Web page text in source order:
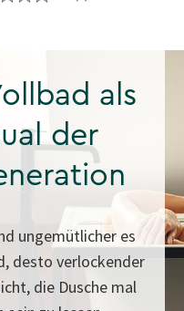
als
der
ungemütlicher es
desto verlockender
die Dusche mal